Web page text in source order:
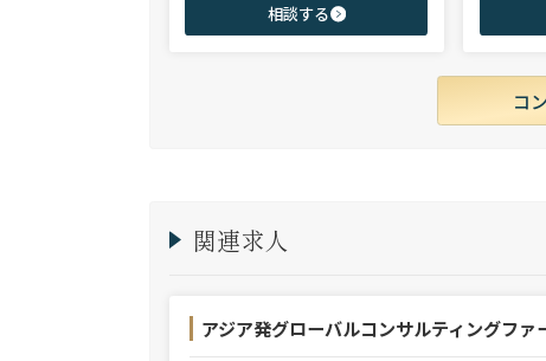
て当社に参画。 製造全般/プラントエンジニ
アリング/物流/SIer/SaaSまで幅広い領域、職
相談する
ご志向と
ご提案させ
コ
関連求人
アジア発グローバルコンサルティングファ